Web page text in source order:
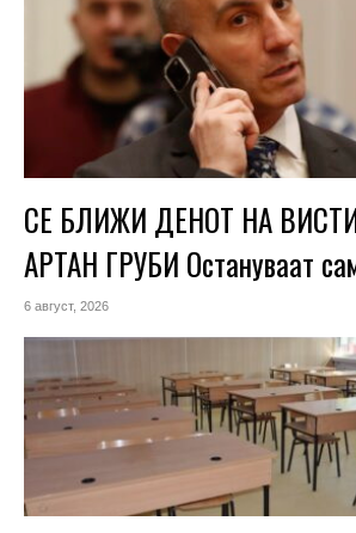
СЕ БЛИЖИ ДЕНОТ НА
АРТАН ГРУБИ Остануваат
6 август, 2026